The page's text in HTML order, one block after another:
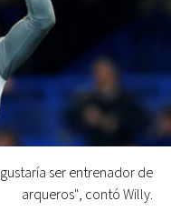
ser entrenador de
arqueros", contó Willy.